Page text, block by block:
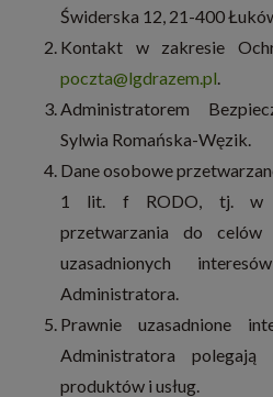
Świderska 12, 21-400
Kontakt w zakresie
poczta@lgdrazem.pl.
Administratorem
Sylwia Romańska-Węzik.
Dane osobowe
1 lit. f RODO, tj. w
przetwarzania do celów
uzasadnionych
Administratora.
Prawnie uzasadnione
Administratora
produktów i usług.